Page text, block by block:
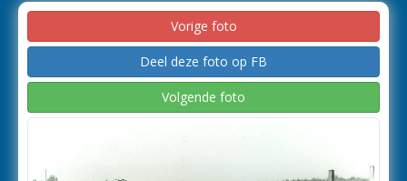
Vorige foto
Deel deze foto op FB
Volgende foto